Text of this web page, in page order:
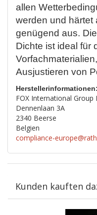
allen
werden und härtet
genügend aus.
Dichte ist ideal für
Ausjustieren von
Herstellerinformationen:
FOX International Group
Dennenlaan 3A
2340 Beerse
Belgien
compliance-
Kunden kauften